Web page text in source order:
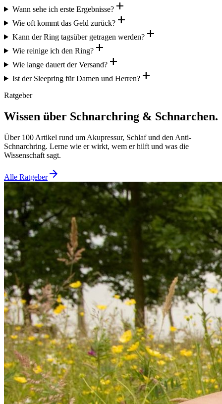
Wann sehe ich erste Ergebnisse?add
Wie oft kommt das Geld zurück?add
Kann der Ring tagsüber getragen werden?add
Wie reinige ich den Ring?add
Wie lange dauert der Versand?add
Ist der Sleepring für Damen und Herren?add
Ratgeber
Wissen über Schnarchring & Schnarchen.
Über 100 Artikel rund um Akupressur, Schlaf und den Anti-
Schnarchring. Lerne wie er wirkt, wem er hilft und was die
Wissenschaft sagt.
Alle Ratgeberarrow_forward